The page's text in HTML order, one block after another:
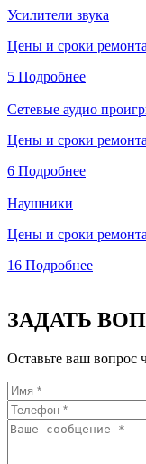
Усилители звука
Цены и сроки
5 Подробнее
Сетевые аудио
Цены и сроки
6 Подробнее
Наушники
Цены и сроки
16 Подробнее
ЗАДАТЬ
Оставьте ваш вопрос